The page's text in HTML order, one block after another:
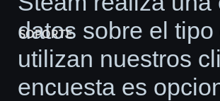
SOPORTE
datos sobre el
utilizan nuestros
encuesta es